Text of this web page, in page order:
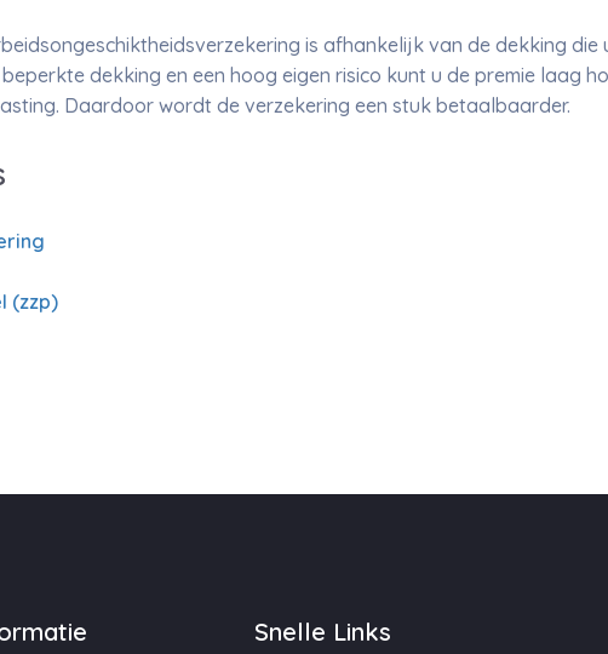
is afhankelijk van de dekking die
dekking en een hoog eigen risico kunt u de premie laag
Daardoor wordt de verzekering een stuk betaalbaarder.
(zzp)
Snelle Links